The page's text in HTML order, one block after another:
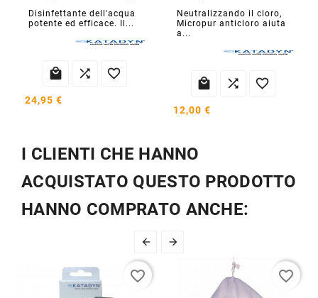
Disinfettante dell'acqua
potente ed efficace. Il...
  
24,95 €
Neutralizzando il cloro,
Micropur anticloro aiuta
a...
  
12,00 €
I CLIENTI CHE HANNO
ACQUISTATO QUESTO PRODOTTO
HANNO COMPRATO ANCHE:
 
favorite_border favorite_border